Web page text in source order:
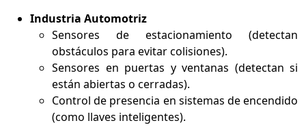
Industria Automotriz
Sensores de estacionamiento (detectan
obstáculos para evitar colisiones).
Sensores en puertas y ventanas (detectan si
están abiertas o cerradas).
Control de presencia en sistemas de encendido
(como llaves inteligentes).